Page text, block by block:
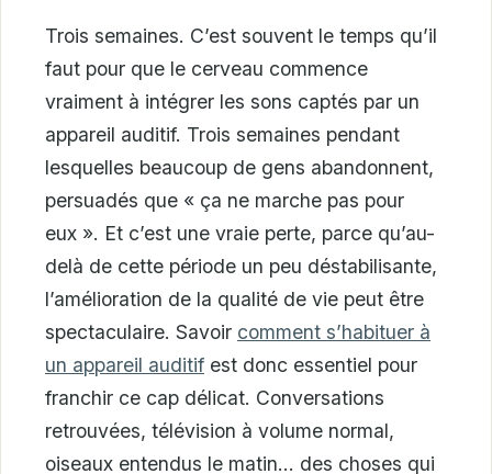
Trois semaines. C’est souvent le temps qu’il
faut pour que le cerveau commence
vraiment à intégrer les sons captés par un
appareil auditif. Trois semaines pendant
lesquelles beaucoup de gens abandonnent,
persuadés que « ça ne marche pas pour
eux ». Et c’est une vraie perte, parce qu’au-
delà de cette période un peu déstabilisante,
l’amélioration de la qualité de vie peut être
spectaculaire. Savoir comment s’habituer à
un appareil auditif est donc essentiel pour
franchir ce cap délicat. Conversations
retrouvées, télévision à volume normal,
oiseaux entendus le matin… des choses qui